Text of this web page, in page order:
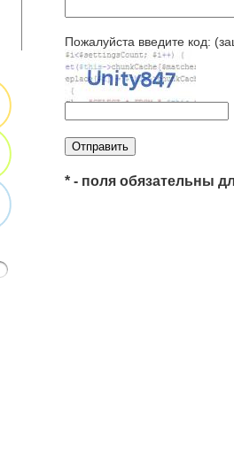
Пожалуйста введите код:
* - поля обязательны